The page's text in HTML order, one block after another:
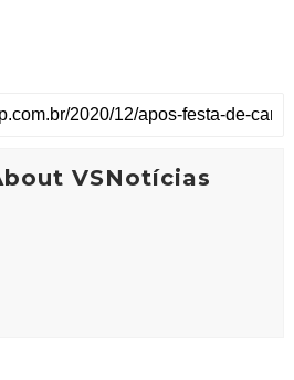
VSNotícias